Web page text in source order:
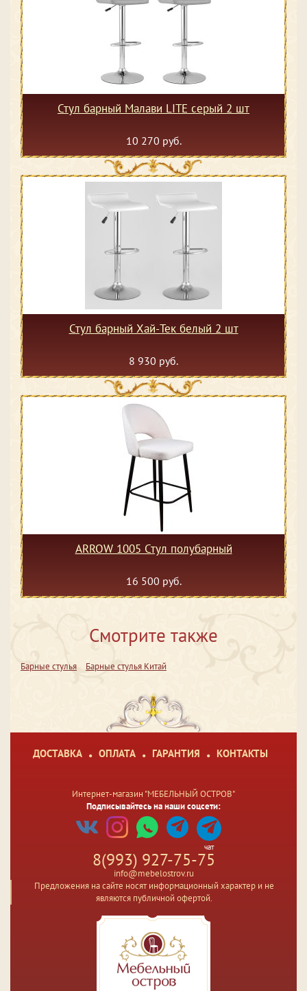
Стул барный Малави LITE серый 2 шт
10 270 руб.
Стул барный Хай-Тек белый 2 шт
8 930 руб.
ARROW 1005 Стул полубарный
16 500 руб.
Смотрите также
Барные стулья Барные стулья Китай
ДОСТАВКА ОПЛАТА ГАРАНТИЯ КОНТАКТЫ
Интернет-магазин "МЕБЕЛЬНЫЙ ОСТРОВ"
Подписывайтесь на наши соцсети:
чат
8(993) 927-75-75
info@mebelostrov.ru
Предложения на сайте носят информационный характер и не
являются публичной офертой.